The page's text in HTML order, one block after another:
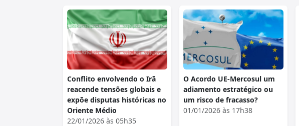
Conflito envolvendo o Irã
reacende tensões globais e
expõe disputas históricas no
Oriente Médio
22/01/2026 às 05h35
O Acordo UE-Mercosul um
adiamento estratégico ou
um risco de fracasso?
01/01/2026 às 17h38